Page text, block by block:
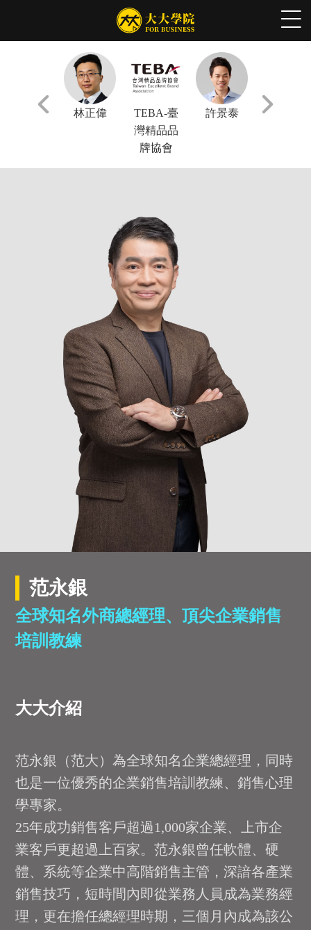
林正偉
TEBA-臺
灣精品品
牌協會
許景泰
范永銀
全球知名外商總經理、頂尖企業銷售
培訓教練
大大介紹
范永銀（范大）為全球知名企業總經理，同時
也是一位優秀的企業銷售培訓教練、銷售心理
學專家。
25年成功銷售客戶超過1,000家企業、上市企
業客戶更超過上百家。范永銀曾任軟體、硬
體、系統等企業中高階銷售主管，深諳各產業
銷售技巧，短時間內即從業務人員成為業務經
理，更在擔任總經理時期，三個月內成為該公